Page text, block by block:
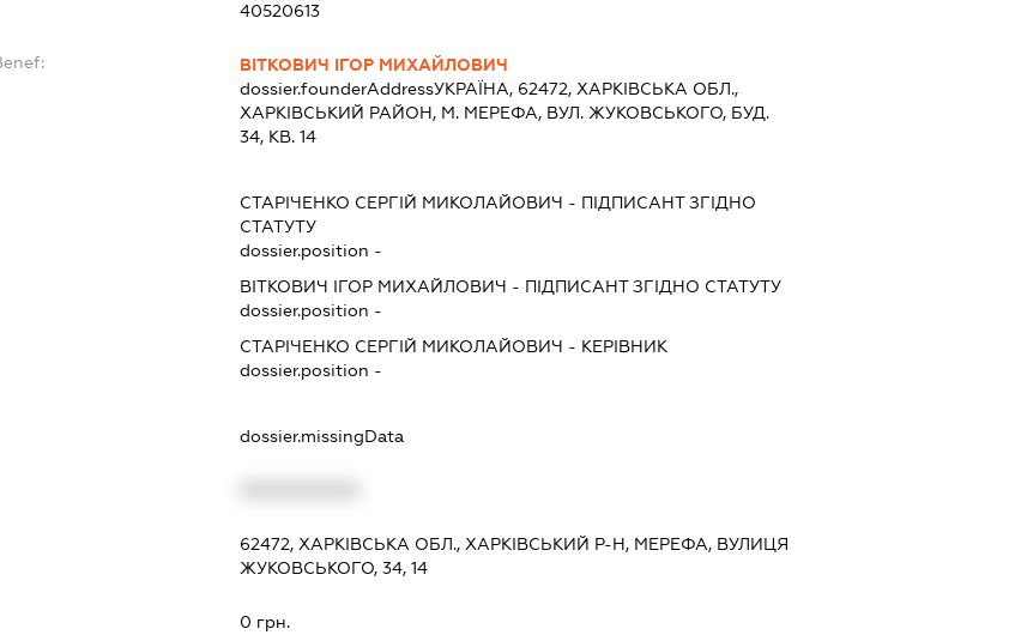
40520613
ВІТКОВИЧ ІГОР МИХАЙЛОВИЧ
dossier.founderAddressУКРАЇНА, 62472, ХАРКIВСЬКА ОБЛ.,
ХАРКIВСЬКИЙ РАЙОН, М. МЕРЕФА, ВУЛ. ЖУКОВСЬКОГО, БУД.
34, КВ. 14
СТАРІЧЕНКО СЕРГІЙ МИКОЛАЙОВИЧ - ПІДПИСАНТЗГІДНО
СТАТУТУ
dossier.position -
ВІТКОВИЧ ІГОР МИХАЙЛОВИЧ - ПІДПИСАНТЗГІДНО СТАТУТУ
dossier.position -
СТАРІЧЕНКО СЕРГІЙ МИКОЛАЙОВИЧ - КЕРІВНИК
dossier.position -
dossier.missingData
62472, ХАРКІВСЬКА ОБЛ., ХАРКІВСЬКИЙ Р-Н, МЕРЕФА, ВУЛИЦЯ
ЖУКОВСЬКОГО, 34, 14
0 грн.